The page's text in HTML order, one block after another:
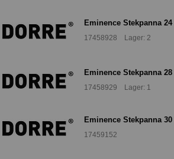
Eminence Stekpanna
17458928 Lager: 2
Eminence Stekpanna
17458929 Lager: 1
Eminence Stekpanna
17459152